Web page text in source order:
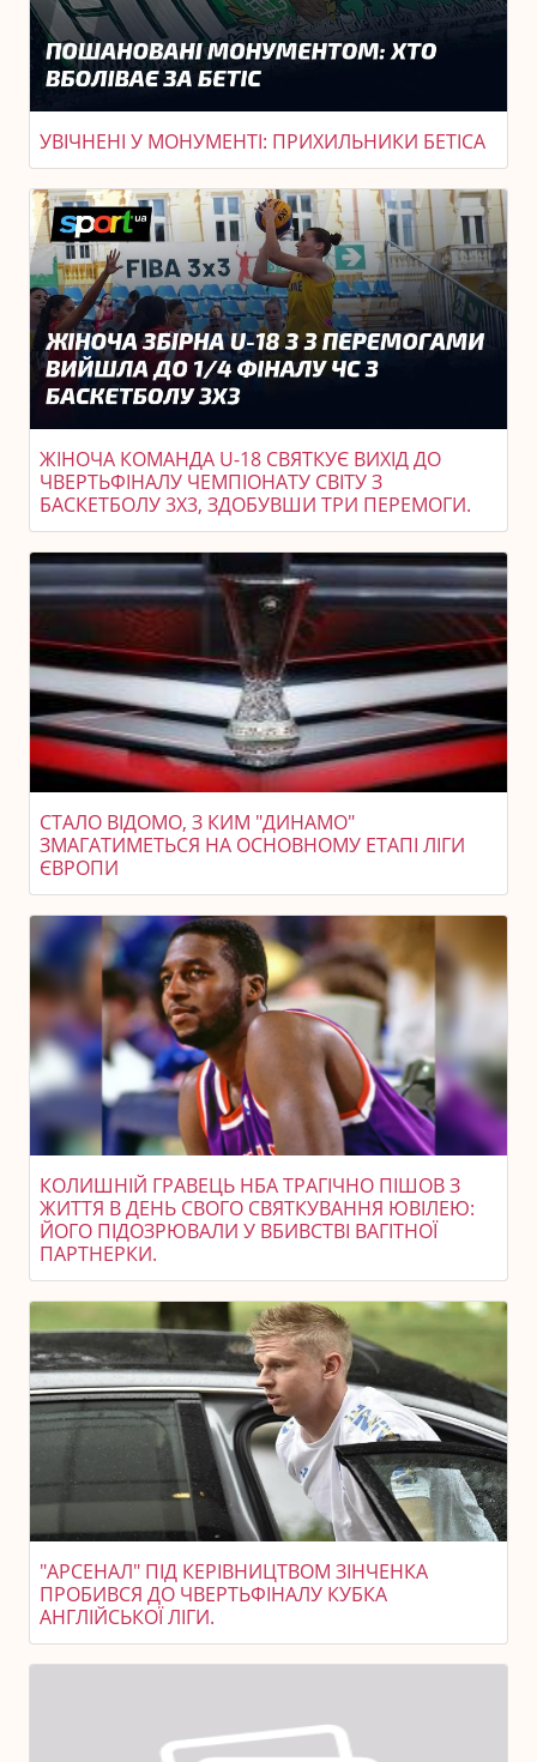
УВІЧНЕНІ У МОНУМЕНТІ: ПРИХИЛЬНИКИ БЕТІСА
ЖІНОЧА КОМАНДА U-18 СВЯТКУЄ ВИХІД ДО
ЧВЕРТЬФІНАЛУ ЧЕМПІОНАТУ СВІТУ З
БАСКЕТБОЛУ 3X3, ЗДОБУВШИ ТРИ ПЕРЕМОГИ.
СТАЛО ВІДОМО, З КИМ "ДИНАМО"
ЗМАГАТИМЕТЬСЯ НА ОСНОВНОМУ ЕТАПІ ЛІГИ
ЄВРОПИ
КОЛИШНІЙ ГРАВЕЦЬ НБА ТРАГІЧНО ПІШОВ З
ЖИТТЯ В ДЕНЬ СВОГО СВЯТКУВАННЯ ЮВІЛЕЮ:
ЙОГО ПІДОЗРЮВАЛИ У ВБИВСТВІ ВАГІТНОЇ
ПАРТНЕРКИ.
"АРСЕНАЛ" ПІД КЕРІВНИЦТВОМ ЗІНЧЕНКА
ПРОБИВСЯ ДО ЧВЕРТЬФІНАЛУ КУБКА
АНГЛІЙСЬКОЇ ЛІГИ.